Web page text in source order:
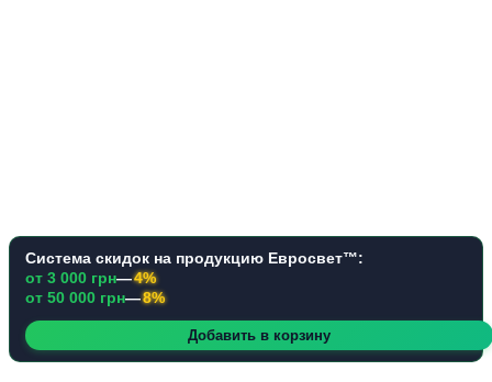
Система скидок на продукцию Евросвет™:
от 3 000 грн—4%
от 50 000 грн—8%
Добавить в корзину